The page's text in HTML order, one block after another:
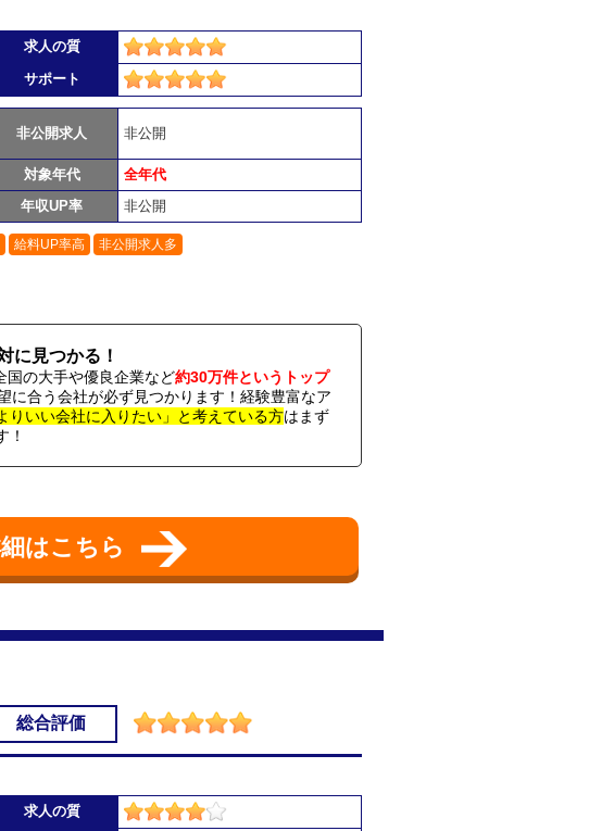
求人の質
サポート
非公開求人 非公開
対象年代
全年代
年収UP率 非公開
給料UP率高 非公開求人多
に見つかる！
国の大手や優良企業など約30万件というトップ
合う会社が必ず見つかります！経験豊富なア
りいい会社に入りたい」と考えている方はまず
！
はこちら
総合評価
求人の質